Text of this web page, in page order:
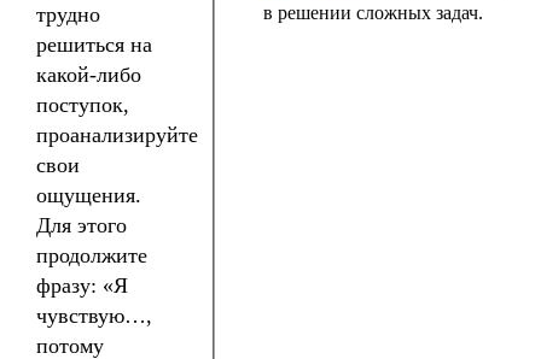
трудно
решиться на
какой-либо
поступок,
проанализируйте
свои
ощущения.
Для этого
продолжите
фразу: «Я
чувствую…,
потому
в решении сложных задач.